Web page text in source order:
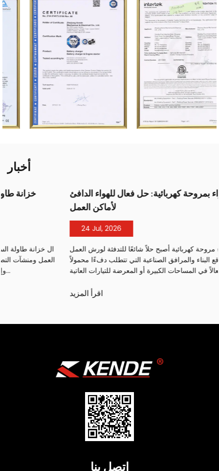
أخبار
سخان الهواء بمروحة كهربائية: حل فعال للهواء الدافئ
ال سخان الهواء مروحة كهربائية أصبح حلاً شائعًا للتدفئة لورش العمل
والمستودعات ومواقع البناء والمرافق الصناعية التي تتطلب دفءًا محمولاً
وفعالاً في المساحات الكبيرة أو المعرضة للتيارات العاتية...
اتصل بنا